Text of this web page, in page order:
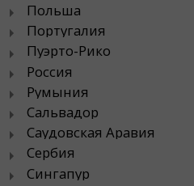
Польша
Португалия
Пуэрто-Рико
Россия
Румыния
Сальвадор
Саудовская Аравия
Сербия
Сингапур